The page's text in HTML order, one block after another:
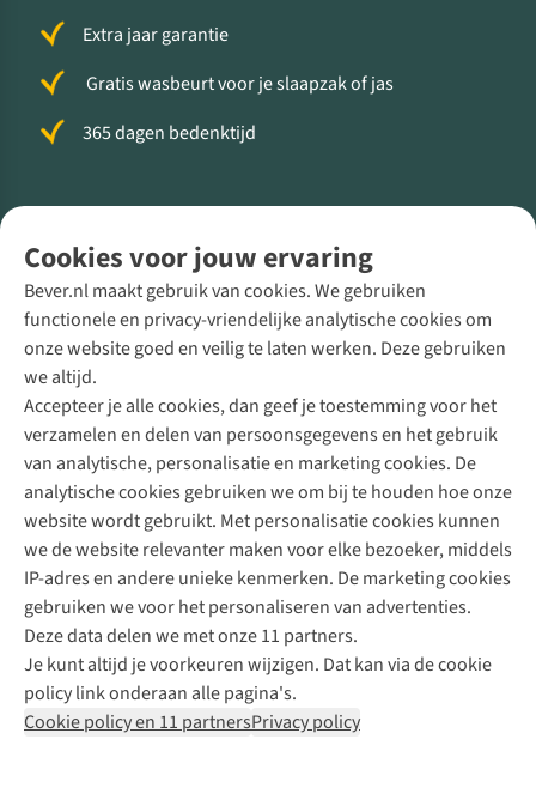
Cookies voor jouw ervaring
Bever.nl maakt gebruik van cookies. We gebruiken
functionele en privacy-vriendelijke analytische cookies om
onze website goed en veilig te laten werken. Deze gebruiken
we altijd.
Accepteer je alle cookies, dan geef je toestemming voor het
verzamelen en delen van persoonsgegevens en het gebruik
van analytische, personalisatie en marketing cookies. De
analytische cookies gebruiken we om bij te houden hoe onze
website wordt gebruikt. Met personalisatie cookies kunnen
we de website relevanter maken voor elke bezoeker, middels
IP-adres en andere unieke kenmerken. De marketing cookies
gebruiken we voor het personaliseren van advertenties.
Deze data delen we met onze 11 partners.
Je kunt altijd je voorkeuren wijzigen. Dat kan via de cookie
policy link onderaan alle pagina's.
Cookie policy en 11 partnersPrivacy policy
Extra jaar garantie
Gratis wasbeurt voor je slaapzak of jas
365 dagen bedenktijd
Direct advies van een Buitenexpert
+31 (0)85 888 50 88
+31 6 12 28 49 80
Contactformulier